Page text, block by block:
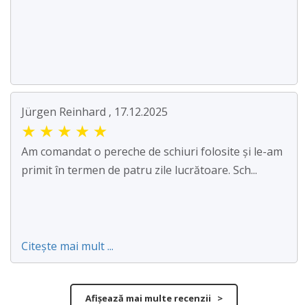
Jürgen Reinhard , 17.12.2025
★ ★ ★ ★ ★
Am comandat o pereche de schiuri folosite și le-am
primit în termen de patru zile lucrătoare. Sch...
Citește mai mult ...
Afișează mai multe recenzii >